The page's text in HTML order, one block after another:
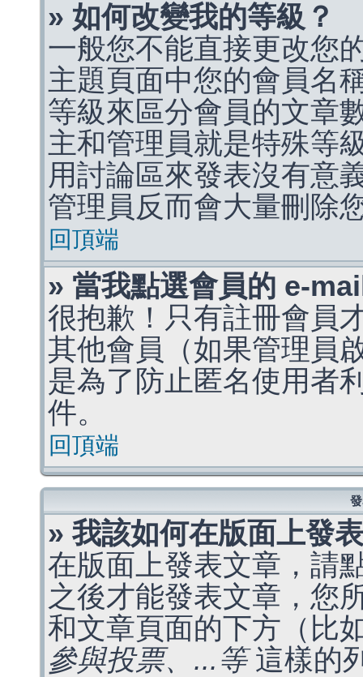
» 如何改變我的等級？
一般您不能直接更改您
主題頁面中您的會員名
等級來區分會員的文章
主和管理員就是特殊等
用討論區來發表沒有意
管理員反而會大量刪除
回頂端
» 當我點選會員的 e-
很抱歉！只有註冊會員
其他會員（如果管理員
是為了防止匿名使用者
件。
回頂端
» 我該如何在版面上發
在版面上發表文章，請
之後才能發表文章，您
和文章頁面的下方（比
參與投票、...等這樣的